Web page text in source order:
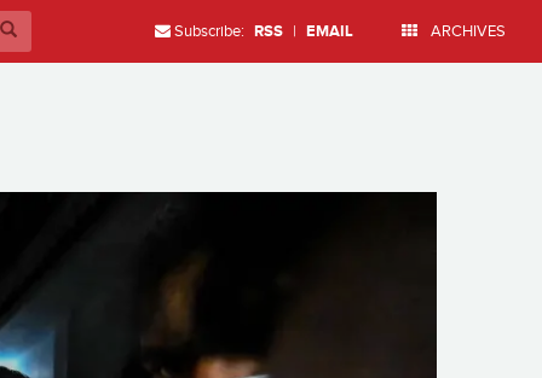
Subscribe: RSS | EMAIL ARCHIVES